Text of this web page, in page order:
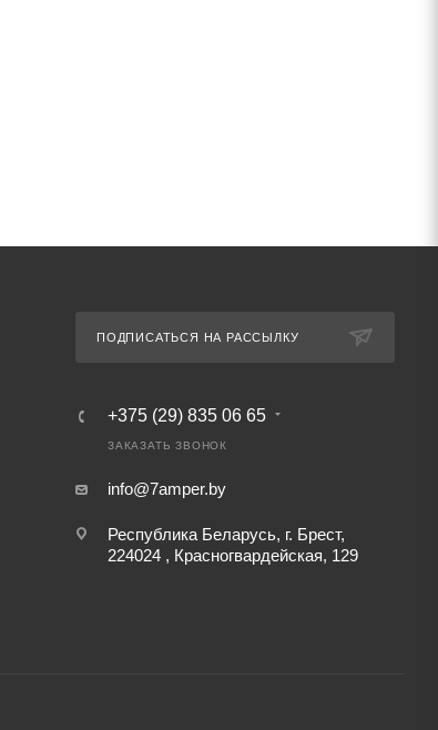
ПОДПИСАТЬСЯ НА РАССЫЛКУ
+375 (29) 835 06 65
ЗАКАЗАТЬ ЗВОНОК
info@7amper.by
Республика Беларусь, г. Брест,
224024 , Красногвардейская, 129